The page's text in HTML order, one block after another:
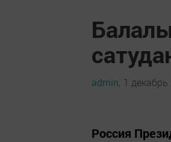
admin, 1 декабрь
Россия